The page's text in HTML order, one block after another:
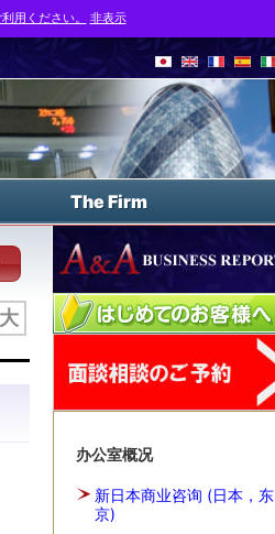
The Firm
大
办公室概况
新日本商业咨询 (日本，东
京)
用ください。 非表示